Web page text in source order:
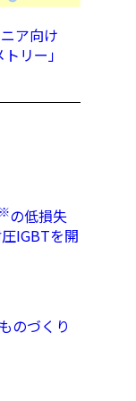
ア向け
リー」
※の低損失
IGBTを開
のづくり